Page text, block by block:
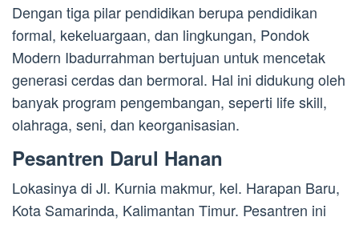
Dengan tiga pilar pendidikan berupa pendidikan
formal, kekeluargaan, dan lingkungan, Pondok
Modern Ibadurrahman bertujuan untuk mencetak
generasi cerdas dan bermoral. Hal ini didukung oleh
banyak program pengembangan, seperti life skill,
olahraga, seni, dan keorganisasian.
Pesantren Darul Hanan
Lokasinya di Jl. Kurnia makmur, kel. Harapan Baru,
Kota Samarinda, Kalimantan Timur. Pesantren ini